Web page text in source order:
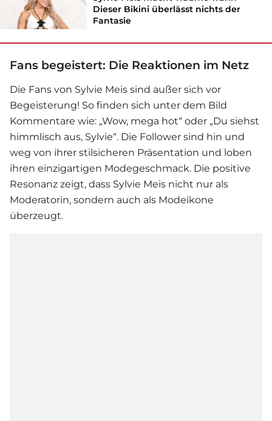
Dieser Bikini überlässt nichts der
Fantasie
Fans begeistert: Die Reaktionen im Netz
Die Fans von Sylvie Meis sind außer sich vor
Begeisterung! So finden sich unter dem Bild
Kommentare wie: „Wow, mega hot“ oder „Du siehst
himmlisch aus, Sylvie“. Die Follower sind hin und
weg von ihrer stilsicheren Präsentation und loben
ihren einzigartigen Modegeschmack. Die positive
Resonanz zeigt, dass Sylvie Meis nicht nur als
Moderatorin, sondern auch als Modeikone
überzeugt.